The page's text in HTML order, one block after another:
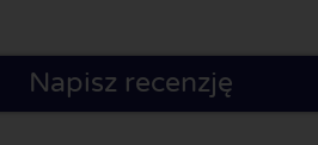
Napisz recenzję